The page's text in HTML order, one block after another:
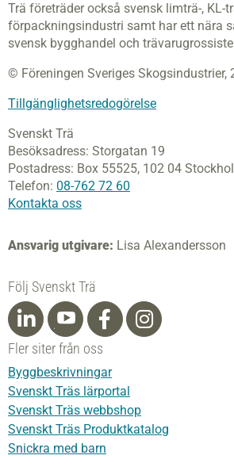
Trä företräder också svensk limträ-, KL-
förpackningsindustri samt har ett nära
svensk bygghandel och
© Föreningen Sveriges Skogsindustrier,
Tillgänglighetsredogörelse
Svenskt Trä
Besöksadress: Storgatan 19
Postadress: Box 55525, 102 04
Telefon: 08-762 72 60
Kontakta oss
Ansvarig utgivare: Lisa Alexandersson
Följ Svenskt Trä
Fler siter från oss
Byggbeskrivningar
Svenskt Träs lärportal
Svenskt Träs webbshop
Svenskt Träs Produktkatalog
Snickra med barn